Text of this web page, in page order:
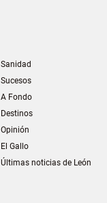
Sanidad
Sucesos
A Fondo
Destinos
Opinión
El Gallo
Últimas noticias de León